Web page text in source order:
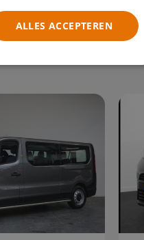
ALLES ACCEPTEREN